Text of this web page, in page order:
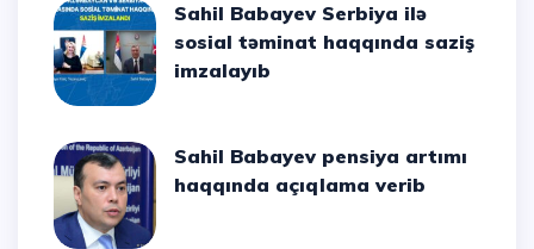
Sahil Babayev Serbiya ilə
sosial təminat haqqında saziş
imzalayıb
Sahil Babayev pensiya artımı
haqqında açıqlama verib